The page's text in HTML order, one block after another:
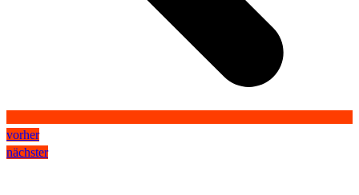
vorher
nächster